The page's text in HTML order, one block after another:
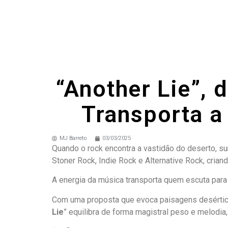
“Another Lie”,
Transporta
MJ Barreto 03/03/2025
Quando o rock encontra a vastidão do deserto,
Stoner Rock, Indie Rock e Alternative Rock,
A energia da música transporta quem escuta
Com uma proposta que evoca paisagens
Lie” equilibra de forma magistral peso e